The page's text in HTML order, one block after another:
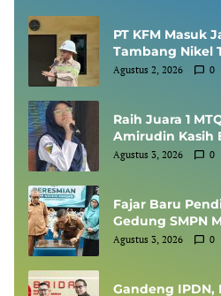
PT KFM Masuk
Tambang Nikel
Indonesia,
Agustus 2, 2026 0
Raih Juara 1
Amirudin Kasih
Siswi MTsN 1
Agustus 3, 2026 0
Fajar Baru
Gedung SMPN
Bupati Banggai
Agustus 3, 2026 0
Gandeng